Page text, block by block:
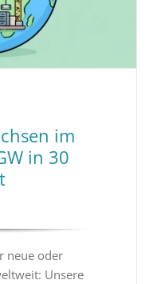
im
in 30
neue oder
Unsere